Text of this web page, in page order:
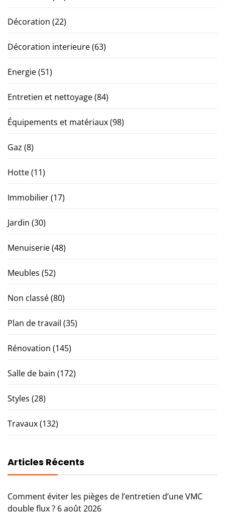
Décoration (22)
Décoration interieure(63)
Energie(51)
Entretien et nettoyage(84)
Équipements et matériaux(98)
Gaz (8)
Hotte(11)
Immobilier(17)
Jardin (30)
Menuiserie(48)
Meubles (52)
Non classé(80)
Plan de travail (35)
Rénovation (145)
Salle de bain (172)
Styles (28)
Travaux(132)
Articles Récents
Comment éviter les pièges de l’entretien d’une VMC
double flux ? 6 août 2026